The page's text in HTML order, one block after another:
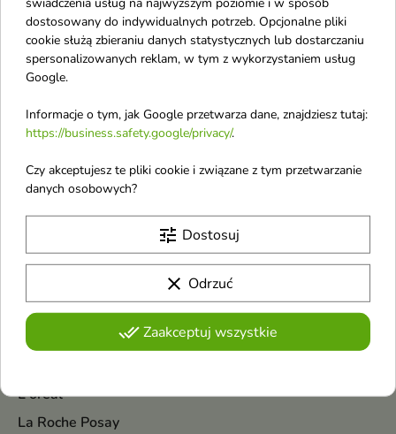
Lovro
La Vida
L'oreal
La Roche Posay
Long 4 Lashes Kuracja
intensywnie
wzmacniająca rzęsy 3
ml
Pokazano 1-5 z 5 pozycji
dostosowany do indywidualnych potrzeb. Opcjonalne pliki
cookie służą zbieraniu danych statystycznych lub dostarczaniu
spersonalizowanych reklam, w tym z wykorzystaniem usług
Google.
Informacje o tym, jak Google przetwarza dane, znajdziesz tutaj:
https://business.safety.google/privacy/.
Czy akceptujesz te pliki cookie i związane z tym przetwarzanie
danych osobowych?
tune Dostosuj
clear Odrzuć
done_allZaakceptuj wszystkie